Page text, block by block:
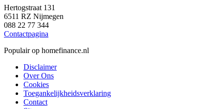
Hertogstraat 131
6511 RZ Nijmegen
088 22 77 344
Contactpagina
Populair op homefinance.nl
Disclaimer
Over Ons
Cookies
Toegankelijkheidsverklaring
Contact